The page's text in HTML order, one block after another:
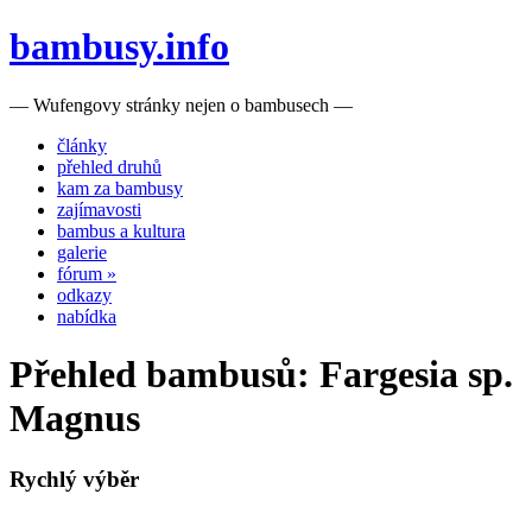
bambusy.info
— Wufengovy stránky nejen o bambusech —
články
přehled druhů
kam za bambusy
zajímavosti
bambus a kultura
galerie
fórum »
odkazy
nabídka
Přehled bambusů: Fargesia sp.
Magnus
Rychlý výběr